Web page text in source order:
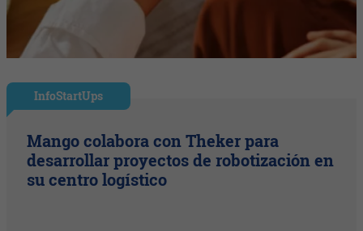
InfoStartUps
Mango colabora con Theker para
desarrollar proyectos de robotización en
su centro logístico